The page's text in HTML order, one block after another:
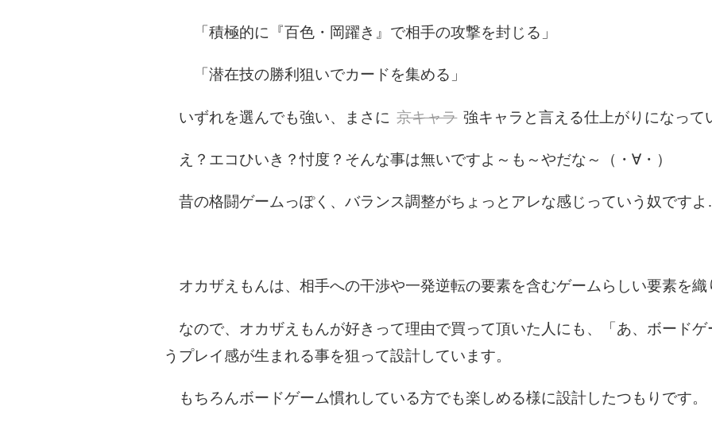
「積極的に『百色・岡躍き』で相手の攻撃を封じる」
「潜在技の勝利狙いでカードを集める」
いずれを選んでも強い、まさに 京キャラ 強キャラと言える仕上がりになって
え？エコひいき？忖度？そんな事は無いですよ～も～やだな～（・∀・）
昔の格闘ゲームっぽく、バランス調整がちょっとアレな感じっていう奴ですよ
オカザえもんは、相手への干渉や一発逆転の要素を含むゲームらしい要素を織
なので、オカザえもんが好きって理由で買って頂いた人にも、「あ、ボード
うプレイ感が生まれる事を狙って設計しています。
もちろんボードゲーム慣れしている方でも楽しめる様に設計したつもりです。